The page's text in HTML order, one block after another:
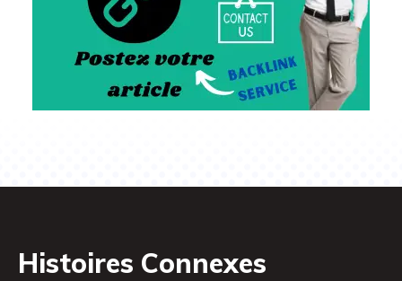
Histoires Connexes